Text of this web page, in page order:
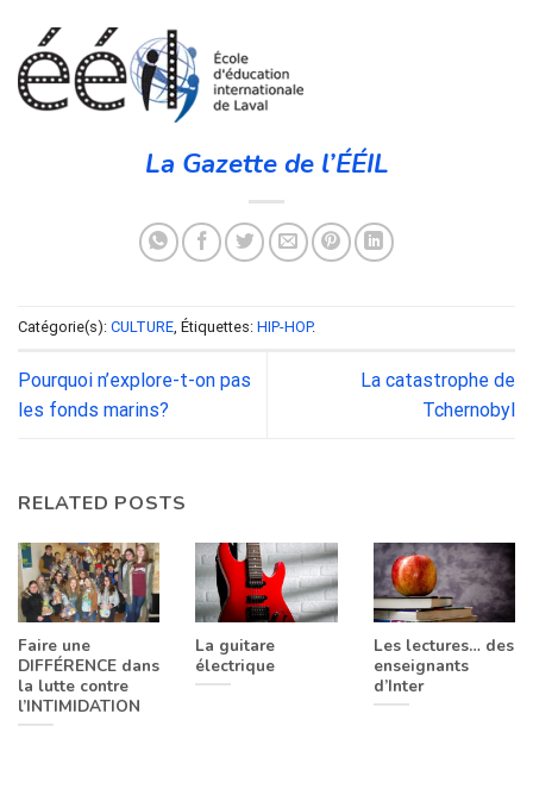
La Gazette de l’ÉÉIL
Catégorie(s): CULTURE , Étiquettes: HIP-HOP.
Pourquoi n’explore-t-on pas
les fonds marins?
La catastrophe de
Tchernobyl
RELATED POSTS
Faire une
DIFFÉRENCE dans
la lutte contre
l’INTIMIDATION
La guitare
électrique
Les lectures… des
enseignants
d’Inter